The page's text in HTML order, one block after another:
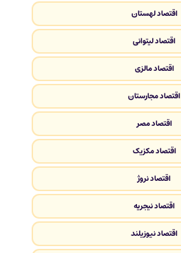
اقتصاد لهستان
اقتصاد لیتوانی
اقتصاد مالزی
اقتصاد مجارستان
اقتصاد مصر
اقتصاد مکزیک
اقتصاد نروژ
اقتصاد نیجریه
اقتصاد نیوزیلند